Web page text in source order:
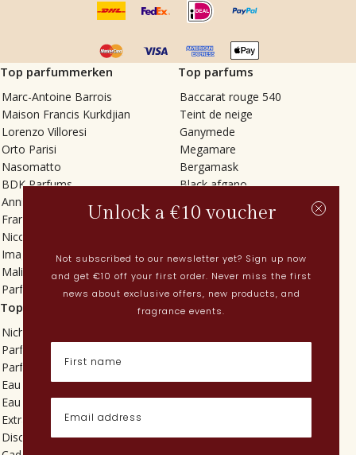
Top parfummerken
Marc-Antoine Barrois
Maison Francis Kurkdjian
Lorenzo Villoresi
Orto Parisi
Nasomatto
BDK Parfums
Annindriya
Francesca Bianchi
Nicolaï
Imaginary Authors
Malin + Goetz
Parfums MDCI
Top parfums
Baccarat rouge 540
Teint de neige
Ganymede
Megamare
Bergamask
Black afgano
Gris charnel
Tilia
Vetiver Rain
In Love with Everything
Sticky Fingers
Top categorieën
Niche parfums
Parfums voor dames
Parfums voor heren
Eau de toilette
Eau de parfum
Extrait de parfum
Discovery sets
Actueel
Perfume Finder
Wat is oudh?
Poederige parfums
Unlock a €10 voucher
Not subscribed to our newsletter yet? Sign up now
and get €10 off your first order. Never miss the first
news about exclusive offers, new products, and
fragrance events.